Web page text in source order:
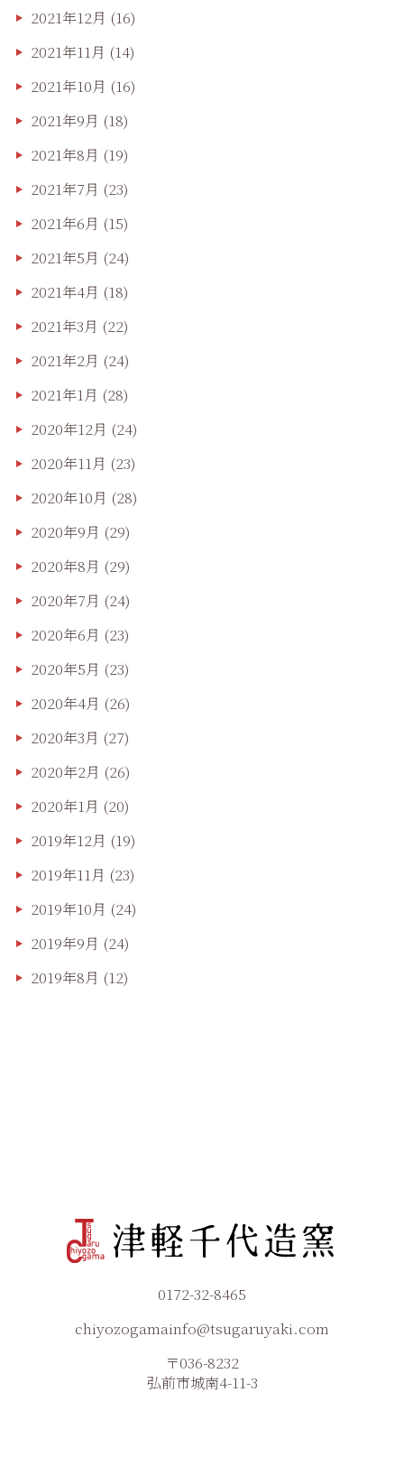
2021年12月 (16)
2021年11月 (14)
2021年10月 (16)
2021年9月 (18)
2021年8月 (19)
2021年7月 (23)
2021年6月 (15)
2021年5月 (24)
2021年4月 (18)
2021年3月 (22)
2021年2月 (24)
2021年1月 (28)
2020年12月 (24)
2020年11月 (23)
2020年10月 (28)
2020年9月 (29)
2020年8月 (29)
2020年7月 (24)
2020年6月 (23)
2020年5月 (23)
2020年4月 (26)
2020年3月 (27)
2020年2月 (26)
2020年1月 (20)
2019年12月 (19)
2019年11月 (23)
2019年10月 (24)
2019年9月 (24)
2019年8月 (12)
0172-32-8465
chiyozogamainfo@tsugaruyaki.com
〒036-8232
弘前市城南4-11-3